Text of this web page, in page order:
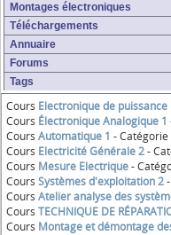
Montages électroniques
Téléchargements
Annuaire
Forums
Tags
Cours Electronique de puissance
Cours Électronique Analogique 1
Cours Automatique 1 - Catégorie
Cours Electricité Générale 2-
Cours Mesure Electrique-
Cours Systèmes d'exploitation 2
Cours Atelier analyse des
Cours TECHNIQUE DE
Cours Montage et démontage